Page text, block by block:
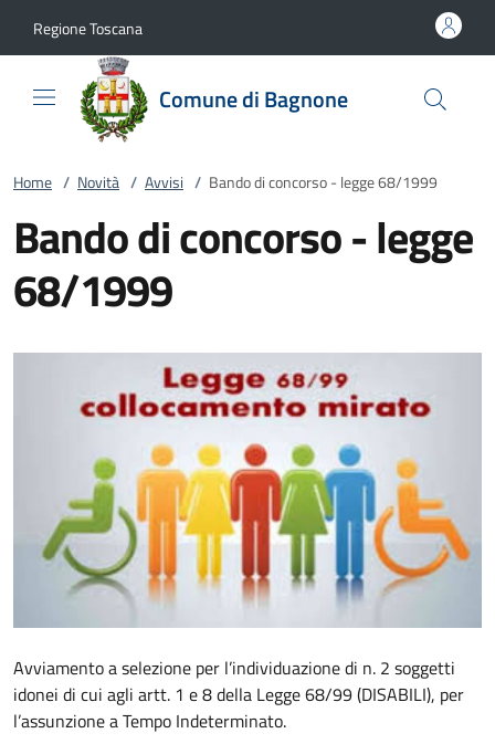
Regione Toscana
Comune di Bagnone
Home / Novità / Avvisi / Bando di concorso - legge 68/1999
Bando di concorso - legge
68/1999
Avviamento a selezione per l’individuazione di n. 2 soggetti
idonei di cui agli artt. 1 e 8 della Legge 68/99 (DISABILI), per
l’assunzione a Tempo Indeterminato.